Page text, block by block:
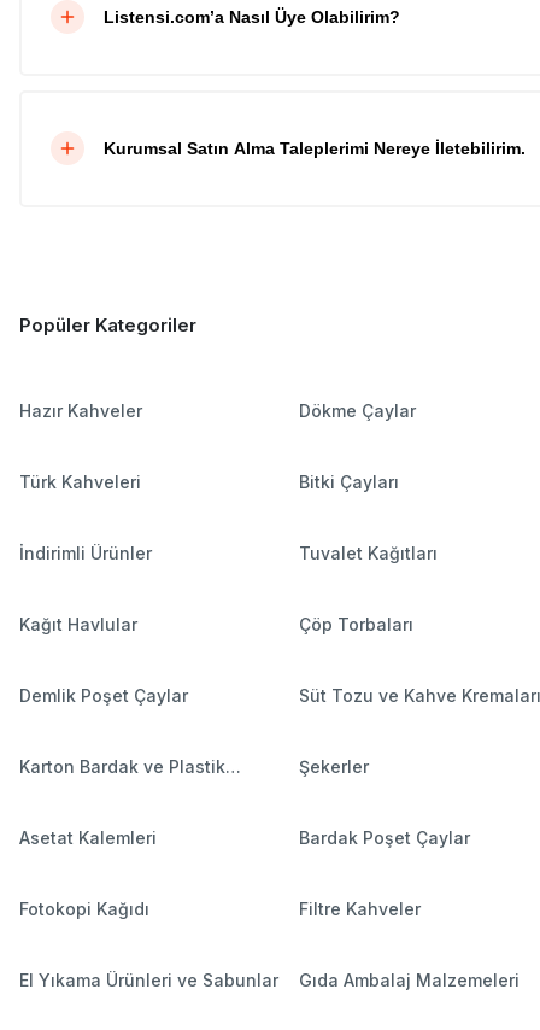
Listensi.com’a Nasıl Üye Olabilirim?
Kurumsal Satın Alma Taleplerimi Nereye İletebilirim.
Popüler Kategoriler
Hazır Kahveler Dökme Çaylar
Türk Kahveleri Bitki Çayları
İndirimli Ürünler Tuvalet Kağıtları
Kağıt Havlular Çöp Torbaları
Demlik Poşet Çaylar Süt Tozu ve Kahve Kremaları
Karton Bardak ve Plastik
Şekerler
Asetat Kalemleri Bardak Poşet Çaylar
Fotokopi Kağıdı Filtre Kahveler
El Yıkama Ürünleri ve Sabunlar Gıda Ambalaj Malzemeleri